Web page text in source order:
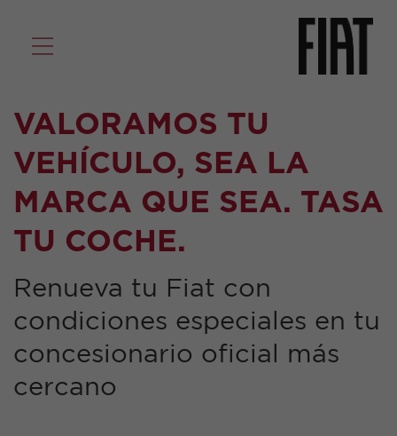
VALORAMOS TU
VEHÍCULO, SEA LA
MARCA QUE SEA. TASA
TU COCHE.
Renueva tu Fiat con
condiciones especiales en tu
concesionario oficial más
cercano